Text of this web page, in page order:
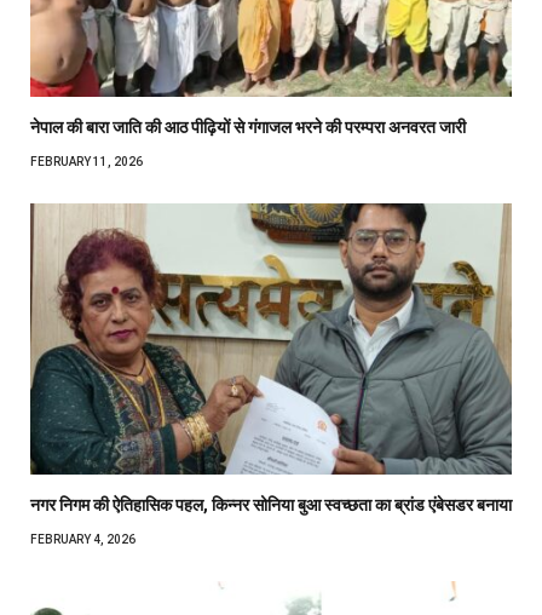
नेपाल की बारा जाति की आठ पीढ़ियों से गंगाजल भरने की परम्परा अनवरत जारी
FEBRUARY 11, 2026
नगर निगम की ऐतिहासिक पहल, किन्नर सोनिया बुआ स्वच्छता का ब्रांड एंबेसडर बनाया
FEBRUARY 4, 2026